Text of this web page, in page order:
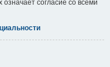
согласие со всеми